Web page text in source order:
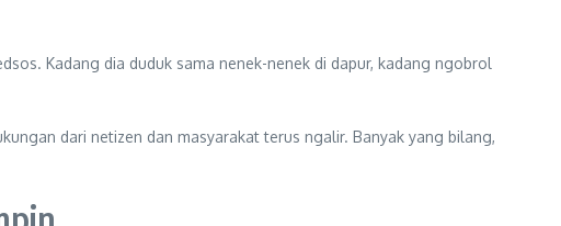
Kadang dia duduk sama nenek-nenek di dapur, kadang ngobrol
dari netizen dan masyarakat terus ngalir. Banyak yang bilang,